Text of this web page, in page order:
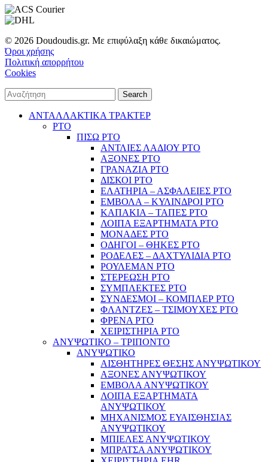
© 2026 Doudoudis.gr. Με επιφύλαξη κάθε δικαιώματος.
Όροι χρήσης
Πολιτική απορρήτου
Cookies
Search
ΑΝΤΑΛΛΑΚΤΙΚΑ ΤΡΑΚΤΕΡ
PTO
ΠΙΣΩ PTO
ΑΝΤΛΙΕΣ ΛΑΔΙΟΥ PTO
ΑΞΟΝΕΣ PTO
ΓΡΑΝΑΖΙΑ PTO
ΔΙΣΚΟΙ PTO
ΕΛΑΤΗΡΙΑ – ΑΣΦΑΛΕΙΕΣ PTO
ΕΜΒΟΛΑ – ΚΥΛΙΝΔΡΟΙ PTO
ΚΑΠΑΚΙΑ – ΤΑΠΕΣ PTO
ΛΟΙΠΑ ΕΞΑΡΤΗΜΑΤΑ PTO
ΜΟΝΑΔΕΣ PTO
ΟΔΗΓΟΙ – ΘΗΚΕΣ PTO
ΡΟΔΕΛΕΣ – ΔΑΧΤΥΛΙΔΙΑ PTO
ΡΟΥΛΕΜΑΝ PTO
ΣΤΕΡΕΩΣΗ PTO
ΣΥΜΠΛΕΚΤΕΣ PTO
ΣΥΝΔΕΣΜΟΙ – ΚΟΜΠΛΕΡ PTO
ΦΛΑΝΤΖΕΣ – ΤΣΙΜΟΥΧΕΣ PTO
ΦΡΕΝΑ PTO
ΧΕΙΡΙΣΤΗΡΙΑ PTO
ΑΝΥΨΩΤΙΚΟ – ΤΡΙΠΟΝΤΟ
ΑΝΥΨΩΤΙΚΟ
ΑΙΣΘΗΤΗΡΕΣ ΘΕΣΗΣ ΑΝΥΨΩΤΙΚΟΥ
ΑΞΟΝΕΣ ΑΝΥΨΩΤΙΚΟΥ
ΕΜΒΟΛΑ ΑΝΥΨΩΤΙΚΟΥ
ΛΟΙΠΑ ΕΞΑΡΤΗΜΑΤΑ
ΑΝΥΨΩΤΙΚΟΥ
ΜΗΧΑΝΙΣΜΟΣ ΕΥΑΙΣΘΗΣΙΑΣ
ΑΝΥΨΩΤΙΚΟΥ
ΜΠΙΕΛΕΣ ΑΝΥΨΩΤΙΚΟΥ
ΜΠΡΑΤΣΑ ΑΝΥΨΩΤΙΚΟΥ